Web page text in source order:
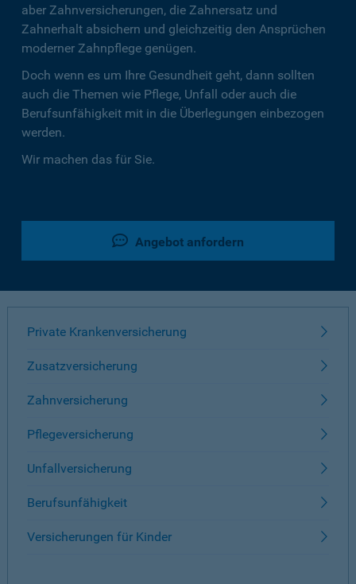
aber Zahnversicherungen, die Zahnersatz und
Zahnerhalt absichern und gleichzeitig den Ansprüchen
moderner Zahnpflege genügen.
Doch wenn es um Ihre Gesundheit geht, dann sollten
auch die Themen wie Pflege, Unfall oder auch die
Berufsunfähigkeit mit in die Überlegungen einbezogen
werden.
Wir machen das für Sie.
Angebot anfordern
Private Krankenversicherung
Zusatzversicherung
Zahnversicherung
Pflegeversicherung
Unfallversicherung
Berufsunfähigkeit
Versicherungen für Kinder